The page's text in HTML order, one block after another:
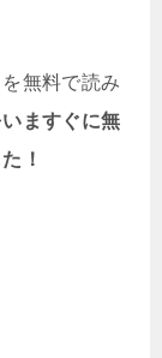
無料で読み
いますぐに無
！